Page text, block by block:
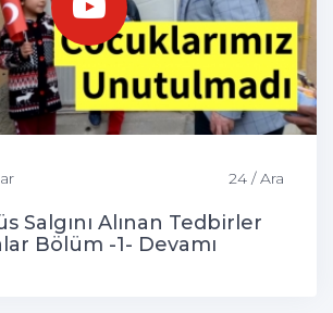
24 / Ara
Salgını Alınan Tedbirler
Bölüm -1- Devamı